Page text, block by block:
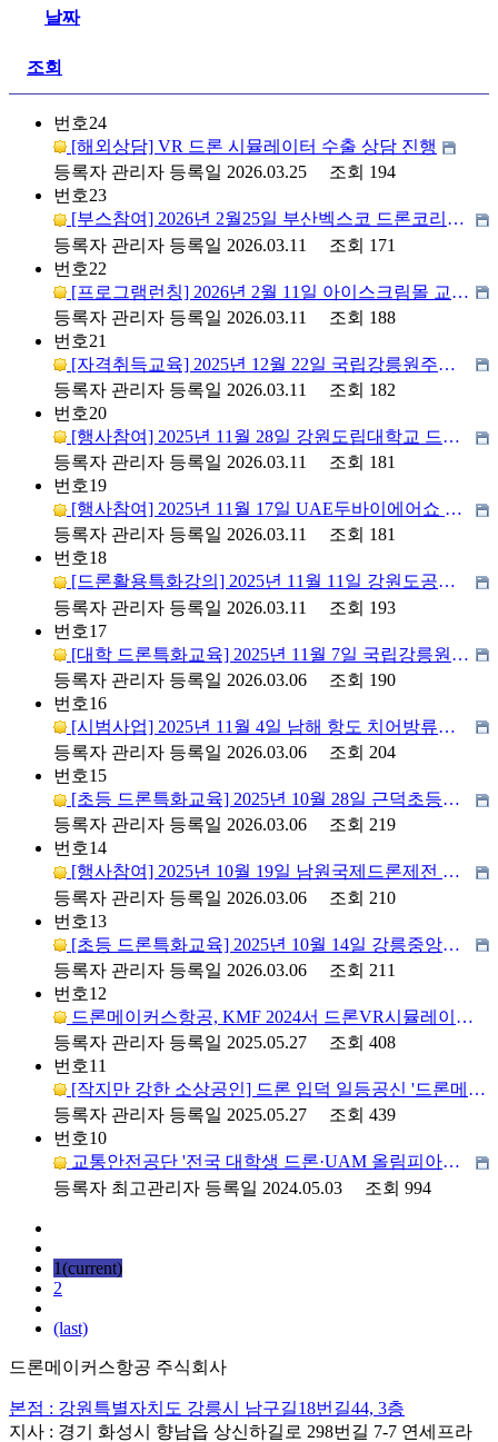
날짜
조회
번호24
[해외상담] VR 드론 시뮬레이터 수출 상담 진행
등록자 관리자 등록일 2026.03.25 조회 194
번호23
[부스참여] 2026년 2월25일 부산벡스코 드론코리아쇼 참가 (VR 시뮬레이터)
등록자 관리자 등록일 2026.03.11 조회 171
번호22
[프로그램런칭] 2026년 2월 11일 아이스크림몰 교육 프로그램 런칭 시연
등록자 관리자 등록일 2026.03.11 조회 188
번호21
[자격취득교육] 2025년 12월 22일 국립강릉원주대학교에서 해양레저 활용 자격취득 교육
등록자 관리자 등록일 2026.03.11 조회 182
번호20
[행사참여] 2025년 11월 28일 강원도립대학교 드론스톰챌린지 행사 개최
등록자 관리자 등록일 2026.03.11 조회 181
번호19
[행사참여] 2025년 11월 17일 UAE두바이에어쇼 참가
등록자 관리자 등록일 2026.03.11 조회 181
번호18
[드론활용특화강의] 2025년 11월 11일 강원도공무원교육연수원 드론활용 특화강의
등록자 관리자 등록일 2026.03.11 조회 193
번호17
[대학 드론특화교육] 2025년 11월 7일 국립강릉원주대학교 무인항공촬영실무 특화교육
등록자 관리자 등록일 2026.03.06 조회 190
번호16
[시범사업] 2025년 11월 4일 남해 항도 치어방류시범사업 (수산자원공단&지오랩스)
등록자 관리자 등록일 2026.03.06 조회 204
번호15
[초등 드론특화교육] 2025년 10월 28일 근덕초등학교 드론체험특화교육
등록자 관리자 등록일 2026.03.06 조회 219
번호14
[행사참여] 2025년 10월 19일 남원국제드론제전 부스 참가
등록자 관리자 등록일 2026.03.06 조회 210
번호13
[초등 드론특화교육] 2025년 10월 14일 강릉중앙청소년문화의집 드론교육 및 체험
등록자 관리자 등록일 2026.03.06 조회 211
번호12
드론메이커스항공, KMF 2024서 드론VR시뮬레이터 소개 나선다..."국내의 드론 대중화 선도한다!"
등록자 관리자 등록일 2025.05.27 조회 408
번호11
[작지만 강한 소상공인] 드론 입덕 일등공신 '드론메이커스'
등록자 관리자 등록일 2025.05.27 조회 439
번호10
교통안전공단 '전국 대학생 드론·UAM 올림피아드' 성료
등록자 최고관리자 등록일 2024.05.03 조회 994
1(current)
2
(last)
드론메이커스항공 주식회사
본점 : 강원특별자치도 강릉시 남구길18번길44, 3층
지사 : 경기 화성시 향남읍 상신하길로 298번길 7-7 연세프라